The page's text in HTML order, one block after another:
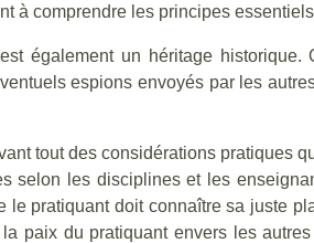
à comprendre les principes
également un héritage
espions envoyés par les
tout des considérations
selon les disciplines et les
le pratiquant doit connaître sa juste
paix du pratiquant envers les